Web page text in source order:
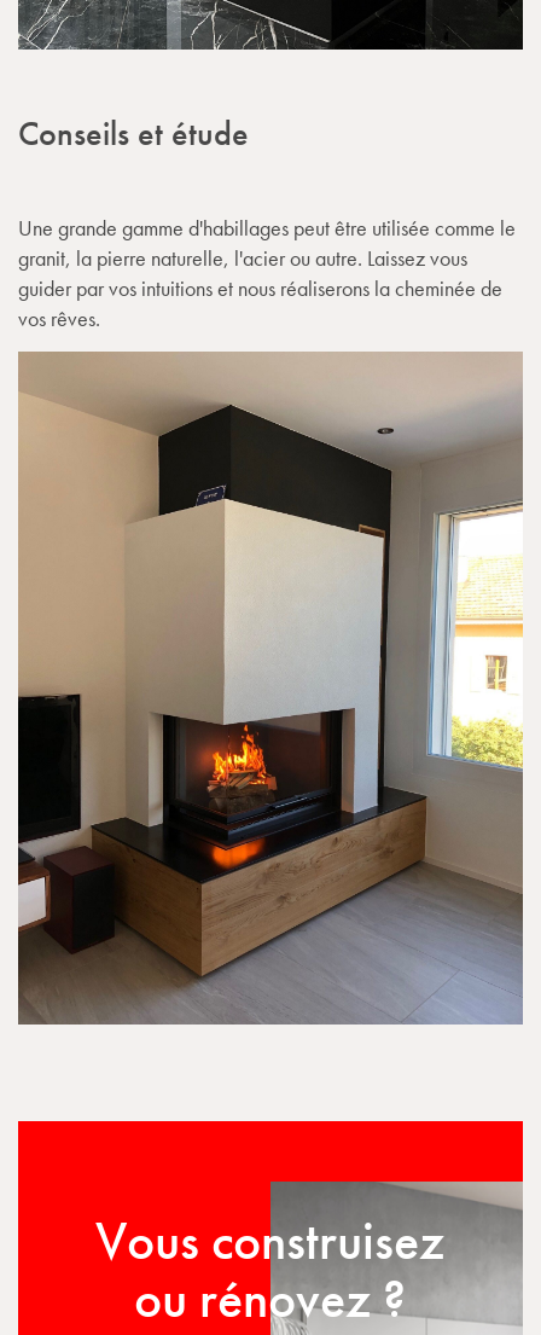
Conseils et étude
Une grande gamme d'habillages peut être utilisée comme le
granit, la pierre naturelle, l'acier ou autre. Laissez vous
guider par vos intuitions et nous réaliserons la cheminée de
vos rêves.
Vous construisez
ou rénovez ?